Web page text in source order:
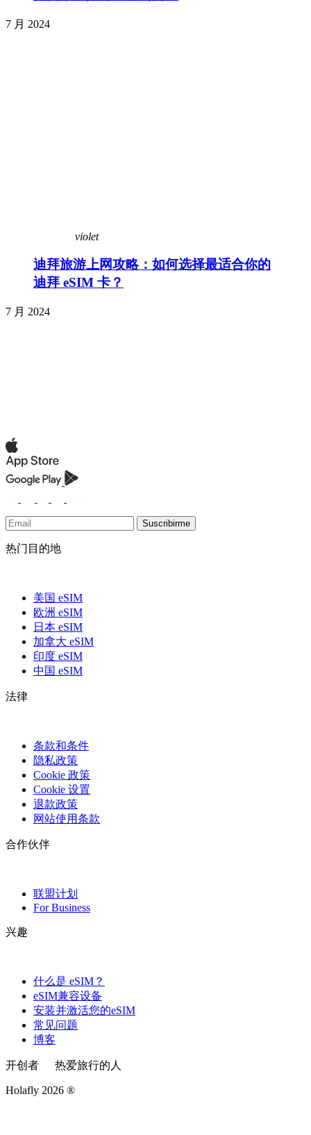
7 月 2024
violet
迪拜旅游上网攻略：如何选择最适合你的
迪拜 eSIM 卡？
7 月 2024
Suscribirme
热门目的地
美国 eSIM
欧洲 eSIM
日本 eSIM
加拿大 eSIM
印度 eSIM
中国 eSIM
法律
条款和条件
隐私政策
Cookie 政策
Cookie 设置
退款政策
网站使用条款
合作伙伴
联盟计划
For Business
兴趣
什么是 eSIM？
eSIM兼容设备
安装并激活您的eSIM
常见问题
博客
开创者 热爱旅行的人
Holafly 2026 ®